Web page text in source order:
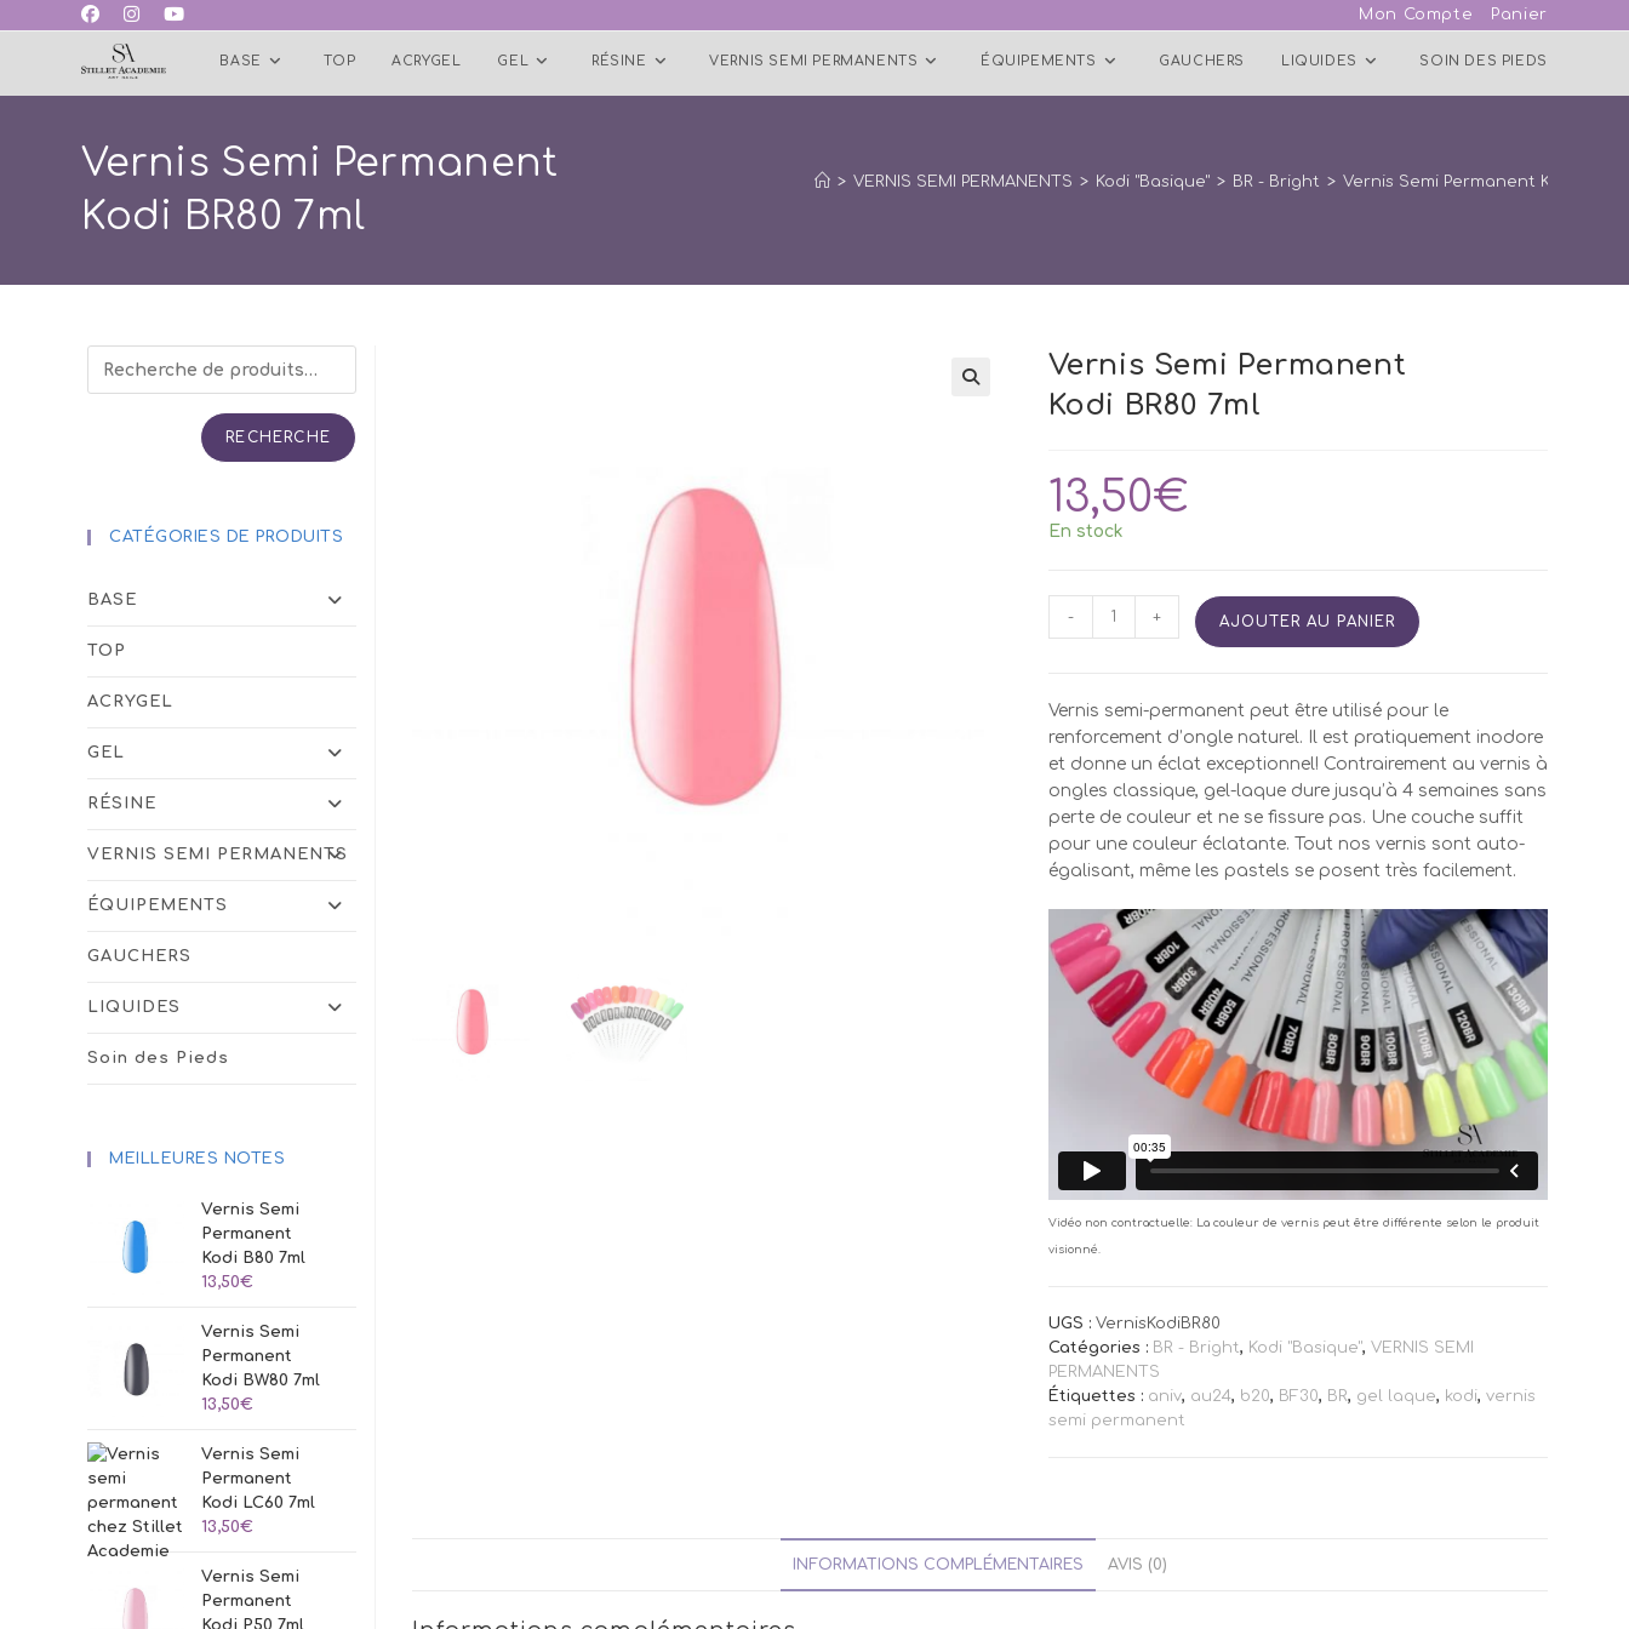
Mon Compte Panier
BASE TOP ACRYGEL GEL RÉSINE VERNIS SEMI PERMANENTS ÉQUIPEMENTS GAUCHERS LIQUIDES SOIN DES PIEDS
Vernis Semi Permanent
Kodi BR80 7ml
> VERNIS SEMI PERMANENTS > Kodi "Basique" > BR - Bright > Vernis Semi Permanent Kodi BR80
Vernis Semi Permanent
Kodi BR80 7ml
13,50€
En stock
quantité
de
Permanent
Kodi
BR80
7ml
- + AJOUTER AU PANIER
Vernis semi-permanent peut être utilisé pour le
renforcement d’ongle naturel. Il est pratiquement inodore
et donne un éclat exceptionnel! Contrairement au vernis à
ongles classique, gel-laque dure jusqu’à 4 semaines sans
perte de couleur et ne se fissure pas. Une couche suffit
pour une couleur éclatante. Tout nos vernis sont auto-
égalisant, même les pastels se posent très facilement.
Vidéo non contractuelle: La couleur de vernis peut être différente selon le produit
visionné.
UGS : VernisKodiBR80
Catégories : BR - Bright, Kodi "Basique", VERNIS SEMI
PERMANENTS
Étiquettes : aniv, au24, b20, BF30, BR, gel laque, kodi, vernis
semi permanent
INFORMATIONS COMPLÉMENTAIRES AVIS (0)
RECHERCHE
CATÉGORIES DE PRODUITS
BASE
TOP
ACRYGEL
GEL
RÉSINE
VERNIS SEMI PERMANENTS
ÉQUIPEMENTS
GAUCHERS
LIQUIDES
Soin des Pieds
MEILLEURES NOTES
Vernis Semi
Permanent
Kodi B80 7ml
13,50€
Vernis Semi
Permanent
Kodi BW80 7ml
13,50€
Vernis Semi
Permanent
Kodi LC60 7ml
13,50€
Vernis Semi
Permanent
Kodi P50 7ml